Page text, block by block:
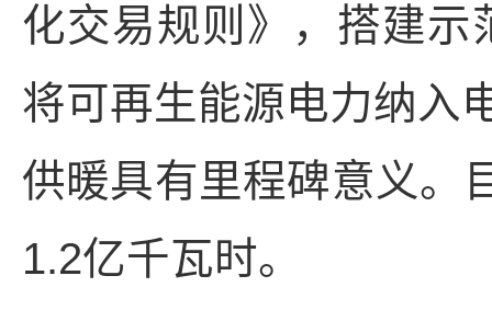
化交易规则》，搭建
将可再生能源电力纳入
供暖具有里程碑意义。
1.2亿千瓦时。